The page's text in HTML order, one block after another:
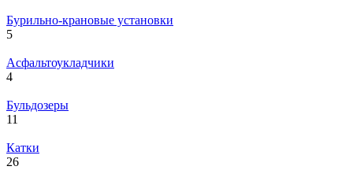
Бурильно-крановые установки
5
Асфальтоукладчики
4
Бульдозеры
11
Катки
26